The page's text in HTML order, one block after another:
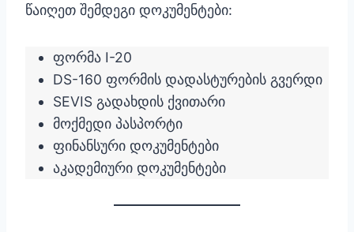
წაიღეთ შემდეგი დოკუმენტები:
ფორმა I-20
DS-160 ფორმის დადასტურების გვერდი
SEVIS გადახდის ქვითარი
მოქმედი პასპორტი
ფინანსური დოკუმენტები
აკადემიური დოკუმენტები